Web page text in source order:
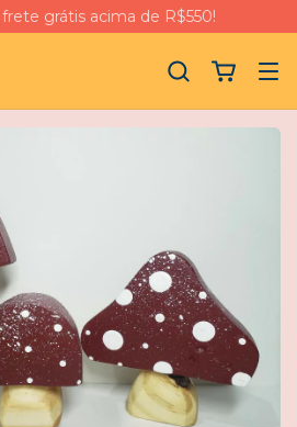
grátis acima de R$550!